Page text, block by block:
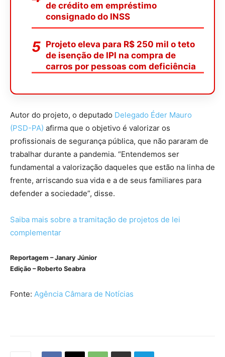
de crédito em empréstimo
consignado do INSS
Projeto eleva para R$ 250 mil o teto
de isenção de IPI na compra de
carros por pessoas com deficiência
Autor do projeto, o deputado Delegado Éder Mauro
(PSD-PA) afirma que o objetivo é valorizar os
profissionais de segurança pública, que não pararam de
trabalhar durante a pandemia. “Entendemos ser
fundamental a valorização daqueles que estão na linha de
frente, arriscando sua vida e a de seus familiares para
defender a sociedade”, disse.
Saiba mais sobre a tramitação de projetos de lei
complementar
Reportagem – Janary Júnior
Edição – Roberto Seabra
Fonte: Agência Câmara de Notícias